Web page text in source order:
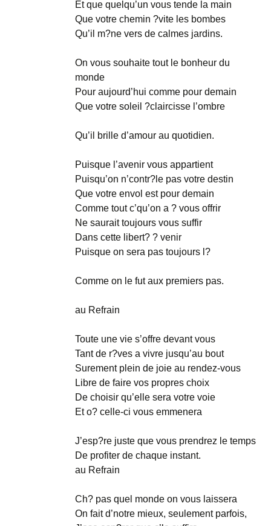
Et que quelqu’un vous tende la main
Que votre chemin ?vite les bombes
Qu’il m?ne vers de calmes jardins.
On vous souhaite tout le bonheur du
monde
Pour aujourd’hui comme pour demain
Que votre soleil ?claircisse l’ombre
Qu’il brille d’amour au quotidien.
Puisque l’avenir vous appartient
Puisqu’on n’contr?le pas votre destin
Que votre envol est pour demain
Comme tout c’qu’on a ? vous offrir
Ne saurait toujours vous suffir
Dans cette libert? ? venir
Puisque on sera pas toujours l?
Comme on le fut aux premiers pas.
au Refrain
Toute une vie s’offre devant vous
Tant de r?ves a vivre jusqu’au bout
Surement plein de joie au rendez-vous
Libre de faire vos propres choix
De choisir qu’elle sera votre voie
Et o? celle-ci vous emmenera
J’esp?re juste que vous prendrez le temps
De profiter de chaque instant.
au Refrain
Ch? pas quel monde on vous laissera
On fait d’notre mieux, seulement parfois,